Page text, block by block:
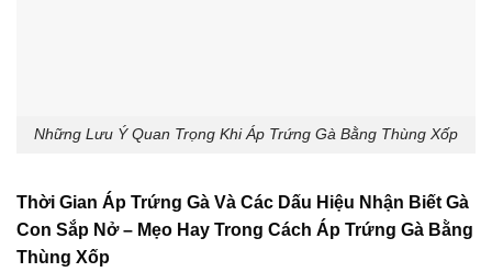
Những Lưu Ý Quan Trọng Khi Áp Trứng Gà Bằng Thùng Xốp
Thời Gian Áp Trứng Gà Và Các Dấu Hiệu Nhận Biết Gà
Con Sắp Nở – Mẹo Hay Trong Cách Áp Trứng Gà Bằng
Thùng Xốp